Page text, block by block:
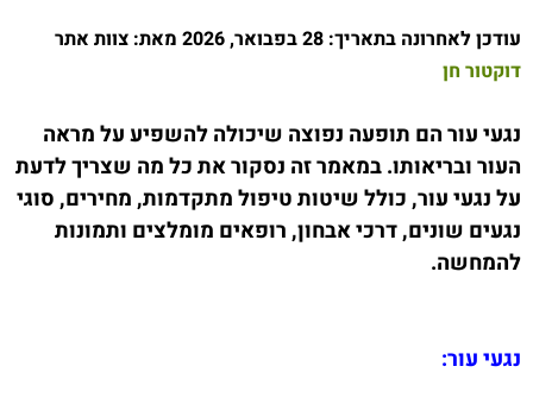
עודכן לאחרונה בתאריך: 28 בפבואר, 2026 מאת: צוות אתר
דוקטור חן
נגעי עור הם תופעה נפוצה שיכולה להשפיע על מראה
העור ובריאותו. במאמר זה נסקור את כל מה שצריך לדעת
על נגעי עור, כולל שיטות טיפול מתקדמות, מחירים, סוגי
נגעים שונים, דרכי אבחון, רופאים מומלצים ותמונות
להמחשה.
נגעי עור: